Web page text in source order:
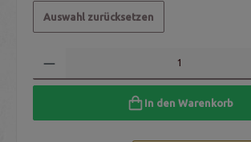
Auswahl zurücksetzen
In den Warenkorb